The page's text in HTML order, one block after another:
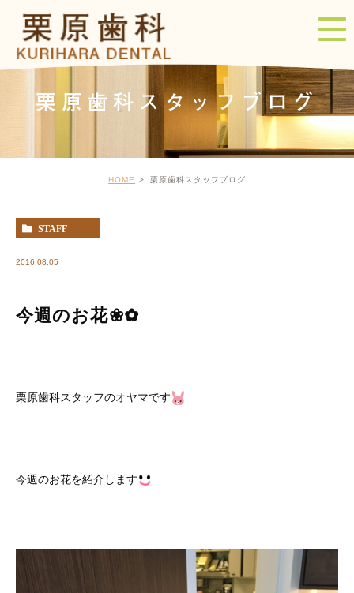
栗原歯科スタッフブログ
HOME 栗原歯科スタッフブログ
STAFF
2016.08.05
今週のお花❀✿
栗原歯科スタッフのオヤマです
今週のお花を紹介します